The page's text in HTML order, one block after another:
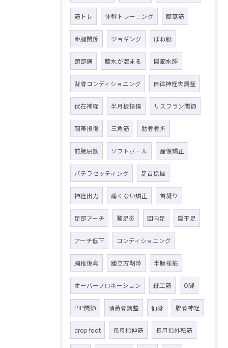
筋トレ 体幹トレーニング 膝窩筋
距腿関節 ジョギング ばね股
頸部痛 膝水が溜まる 関節水腫
背骨コンディショニング 自律神経失調症
伏在神経 半月板損傷 リスフラン関節
靭帯損傷 三角筋 肋骨骨折
前腕屈筋 ソフトボール 産後矯正
パテラセッティング 足首捻挫
神経出力 痛くない矯正 首凝り
足部アーチ 鵞足炎 回内足 扁平足
アーチ低下 コンディショニング
胸椎後弯 踵立方靭帯 半膜様筋
オーバープロネーション 縫工筋 O脚
PIP関節 頭蓋骨調整 仙骨 腓骨神経
drop foot 長母指伸筋 長母指外転筋